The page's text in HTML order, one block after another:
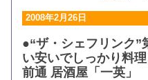
2008年2月26日
●“ザ・シェフリンク”
い安いでしっかり料
前通 居酒屋「一英」